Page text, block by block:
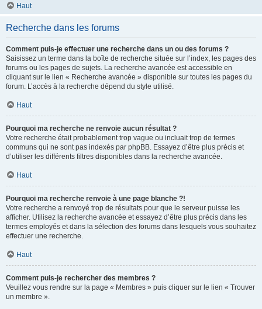
Haut
Recherche dans les forums
Comment puis-je effectuer une recherche dans un ou des forums ?
Saisissez un terme dans la boîte de recherche située sur l’index, les pages des
forums ou les pages de sujets. La recherche avancée est accessible en
cliquant sur le lien « Recherche avancée » disponible sur toutes les pages du
forum. L’accès à la recherche dépend du style utilisé.
Haut
Pourquoi ma recherche ne renvoie aucun résultat ?
Votre recherche était probablement trop vague ou incluait trop de termes
communs qui ne sont pas indexés par phpBB. Essayez d’être plus précis et
d’utiliser les différents filtres disponibles dans la recherche avancée.
Haut
Pourquoi ma recherche renvoie à une page blanche ?!
Votre recherche a renvoyé trop de résultats pour que le serveur puisse les
afficher. Utilisez la recherche avancée et essayez d’être plus précis dans les
termes employés et dans la sélection des forums dans lesquels vous souhaitez
effectuer une recherche.
Haut
Comment puis-je rechercher des membres ?
Veuillez vous rendre sur la page « Membres » puis cliquer sur le lien « Trouver
un membre ».